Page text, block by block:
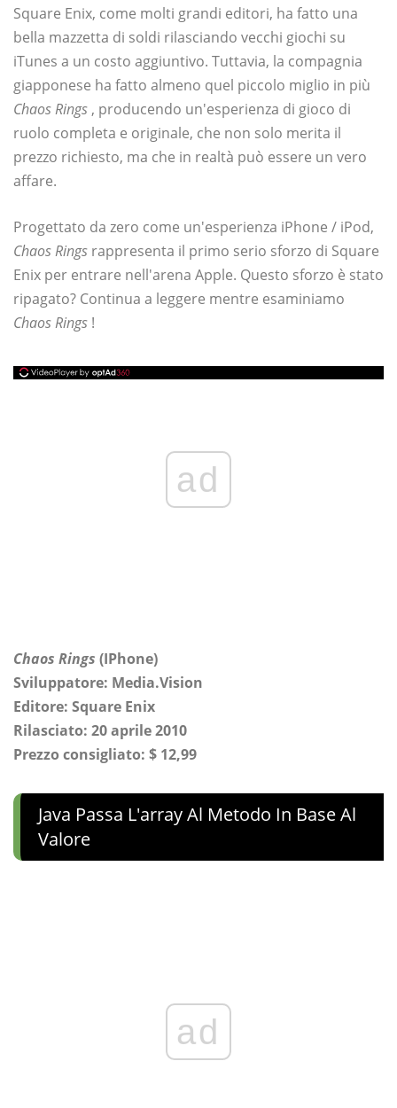
Square Enix, come molti grandi editori, ha fatto una
bella mazzetta di soldi rilasciando vecchi giochi su
iTunes a un costo aggiuntivo. Tuttavia, la compagnia
giapponese ha fatto almeno quel piccolo miglio in più
Chaos Rings , producendo un'esperienza di gioco di
ruolo completa e originale, che non solo merita il
prezzo richiesto, ma che in realtà può essere un vero
affare.
Progettato da zero come un'esperienza iPhone / iPod,
Chaos Rings rappresenta il primo serio sforzo di Square
Enix per entrare nell'arena Apple. Questo sforzo è stato
ripagato? Continua a leggere mentre esaminiamo
Chaos Rings !
ad
Chaos Rings (IPhone)
Sviluppatore: Media.Vision
Editore: Square Enix
Rilasciato: 20 aprile 2010
Prezzo consigliato: $ 12,99
Java Passa L'array Al Metodo In Base Al
Valore
ad